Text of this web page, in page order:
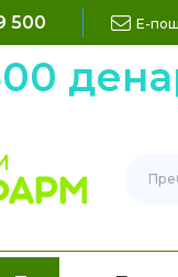
500 Е-